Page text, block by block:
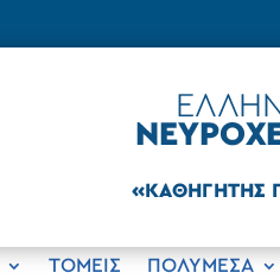
ΤΟΜΕΊΣ ΠΟΛΥΜΈΣΑ